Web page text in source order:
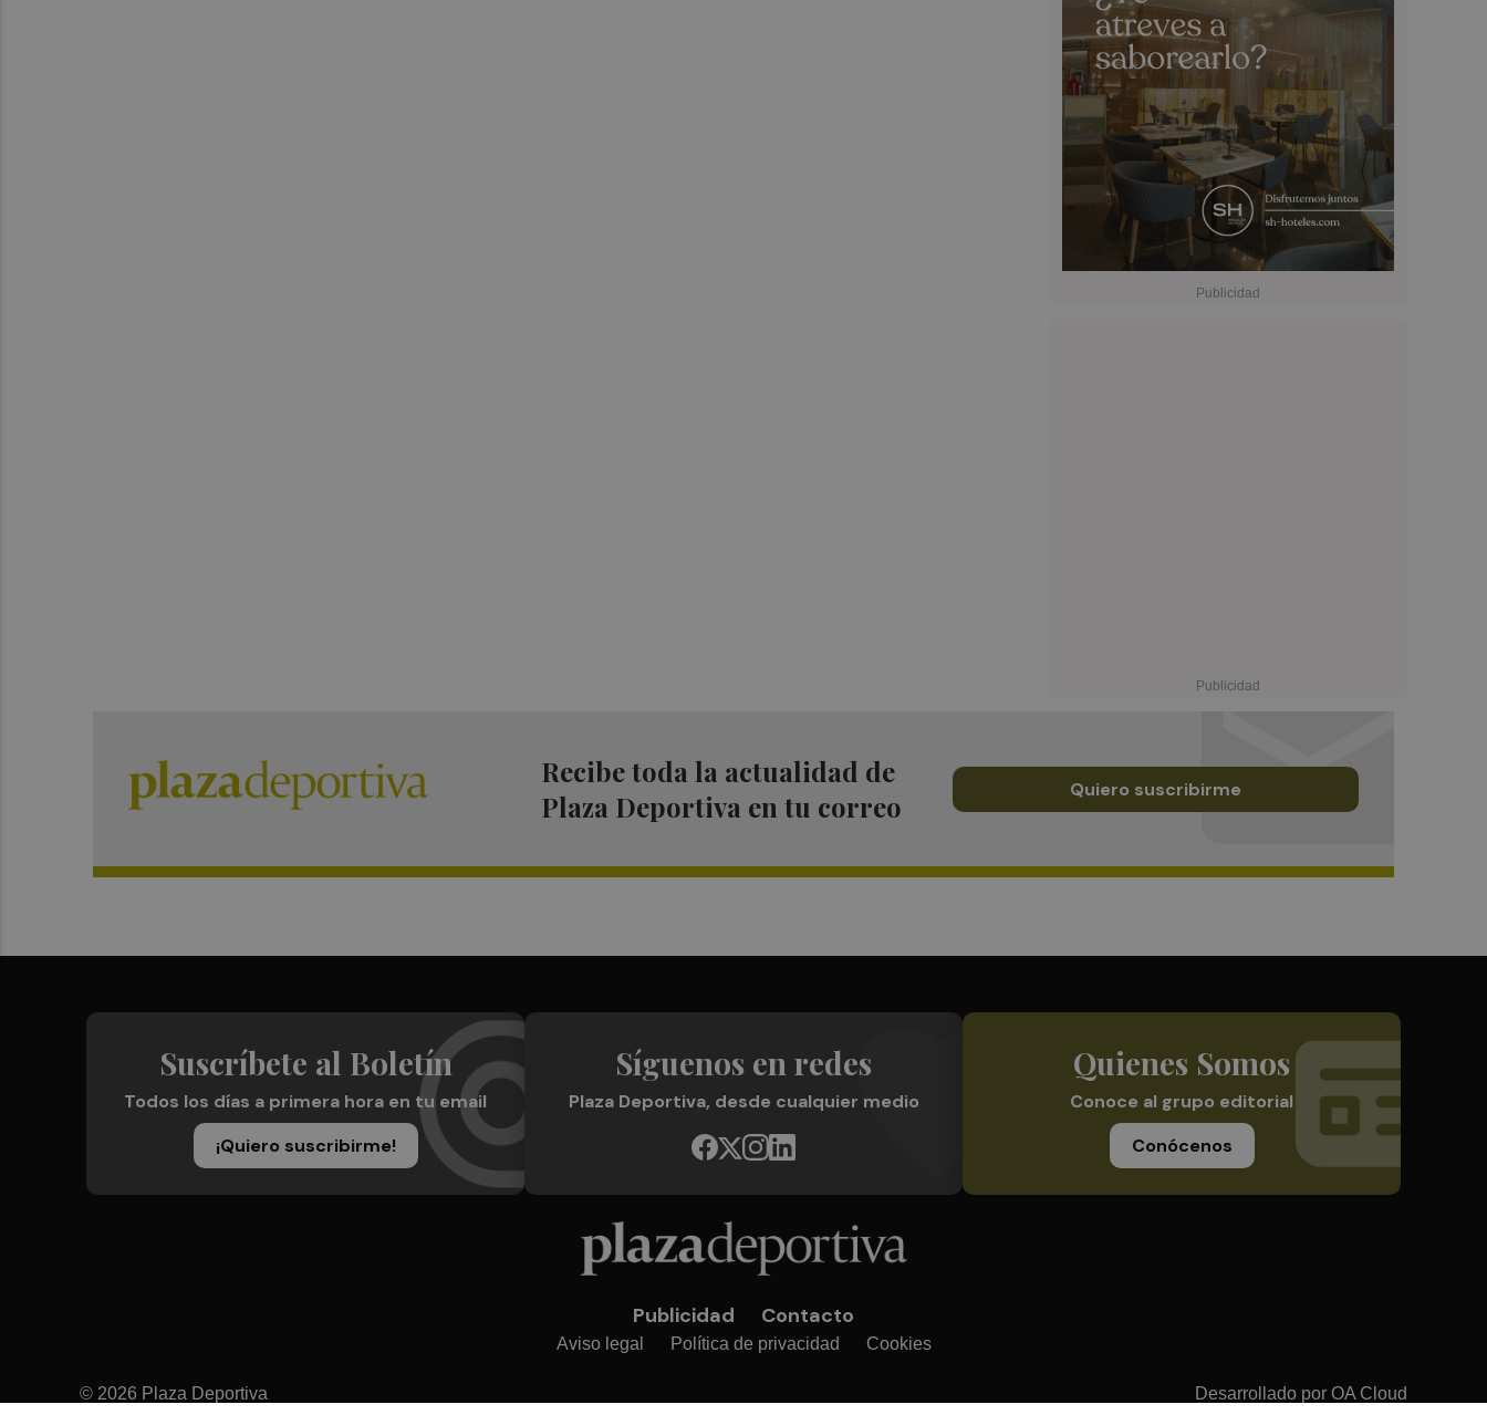
Recibe toda la actualidad de
Plaza Deportiva en tu correo
Quiero suscribirme
Suscríbete al Boletín
Todos los días a primera hora en tu email
¡Quiero suscribirme!
Síguenos en redes
Plaza Deportiva, desde cualquier medio
Quienes Somos
Conoce al grupo editorial
Conócenos
Publicidad Contacto
Aviso legal Política de privacidad Cookies
© 2026 Plaza Deportiva Desarrollado por OA Cloud